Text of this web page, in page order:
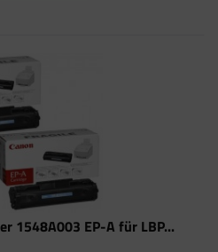
1548A003 EP-A für LBP...